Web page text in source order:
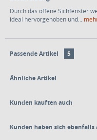
Durch das offene Sichfenster
ideal hervorgehoben und...
Passende Artikel 5
Ähnliche Artikel
Kunden kauften auch
Kunden haben sich ebenfalls